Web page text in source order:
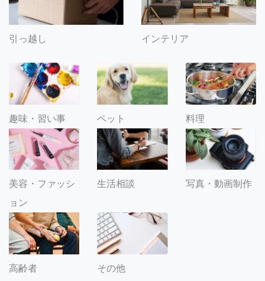
引っ越し インテリア
趣味・習い事 ペット 料理
美容・ファッシ
ョン
生活相談 写真・動画制作
高齢者 その他